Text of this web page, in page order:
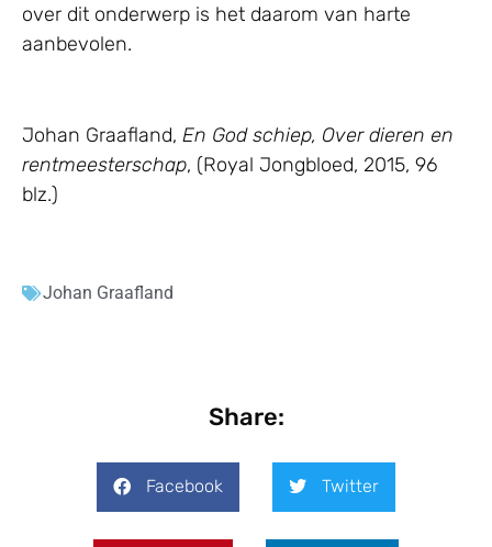
over dit onderwerp is het daarom van harte
aanbevolen.
Johan Graafland, En God schiep, Over dieren en
rentmeesterschap, (Royal Jongbloed, 2015, 96
blz.)
Johan Graafland
Share:
Facebook Twitter